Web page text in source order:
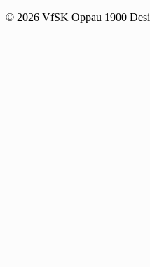
© 2026 VfSK Oppau 1900